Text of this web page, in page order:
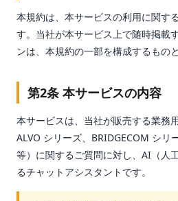
本規約は、本サービスの利用に関す
す。当社が本サービス上で随時掲載
ンは、本規約の一部を構成するもの
第2条 本サービスの内容
本サービスは、当社が販売する業務
ALVO シリーズ、BRIDGECOM シ
等）に関するご質問に対し、AI（人
るチャットアシスタントです。